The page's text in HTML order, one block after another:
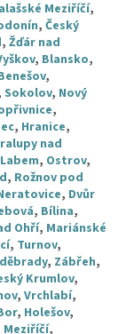
Meziříčí,
, Český
, Žďár nad
, Blansko,
,
Sokolov, Nový
,
, Hranice,
nad
, Ostrov,
, Rožnov pod
, Dvůr
, Bílina,
Ohří, Mariánské
, Turnov,
, Zábřeh,
Krumlov,
, Vrchlabí,
, Holešov,
Meziříčí,